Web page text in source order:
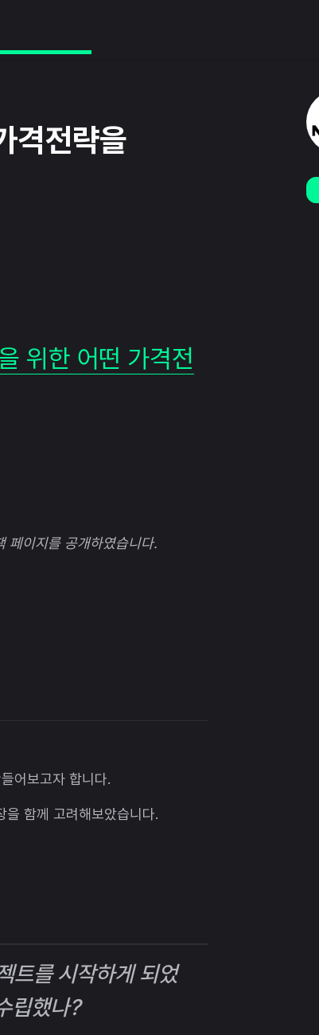
격전략을
위한 어떤 가격전
페이지를 공개하였습니다.
어보고자 합니다.
함께 고려해보았습니다.
트를 시작하게 되었
립했나?